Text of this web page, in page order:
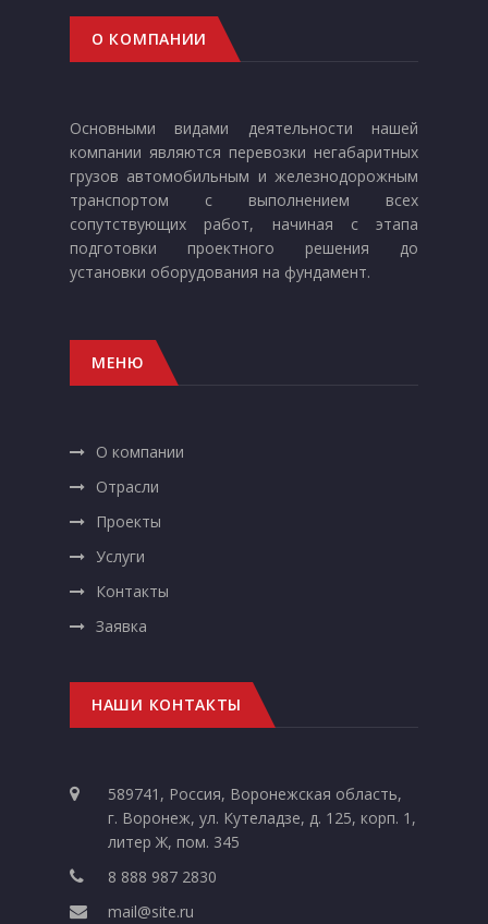
О КОМПАНИИ
Основными видами деятельности нашей
компании являются перевозки негабаритных
грузов автомобильным и железнодорожным
транспортом с выполнением всех
сопутствующих работ, начиная с этапа
подготовки проектного решения до
установки оборудования на фундамент.
МЕНЮ
О компании
Отрасли
Проекты
Услуги
Контакты
Заявка
НАШИ КОНТАКТЫ
589741, Россия, Воронежская область,
г. Воронеж, ул. Кутеладзе, д. 125, корп. 1,
литер Ж, пом. 345
8 888 987 2830
mail@site.ru